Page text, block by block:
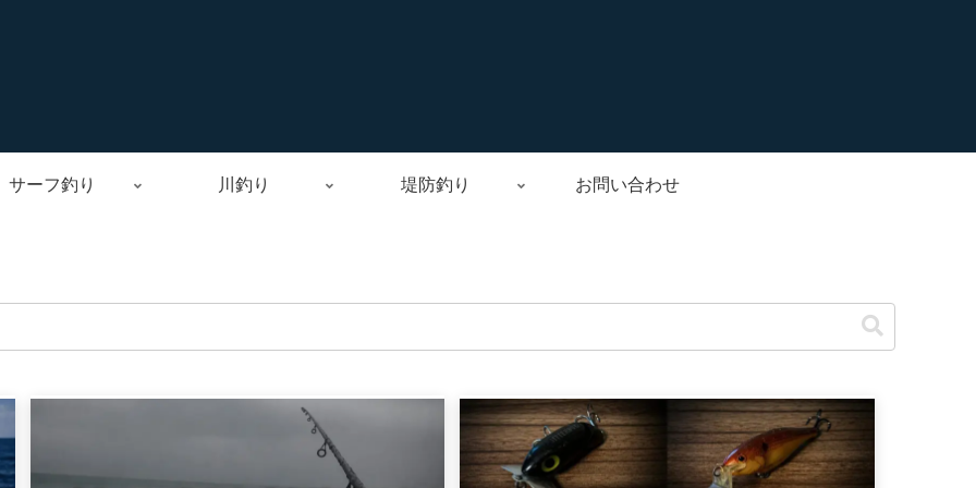
サーフ釣り 川釣り 堤防釣り お問い合わせ